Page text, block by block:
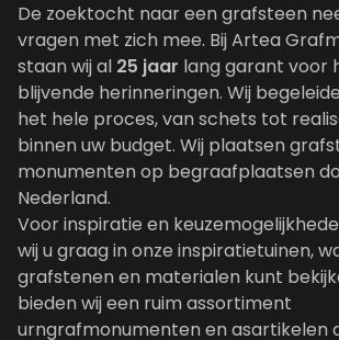
De zoektocht naar een grafsteen
vragen met zich mee. Bij Artea
staan wij al 25 jaar lang garant voor
blijvende herinneringen. Wij
het hele proces, van schets tot
binnen uw budget. Wij plaatsen
monumenten op begraafplaatsen
Nederland.
Voorinspiratie en
wij u graag in onze inspiratietuinen,
grafstenen en materialen kunt
bieden wij een ruim assortiment
urngrafmonumenten en asartikelen